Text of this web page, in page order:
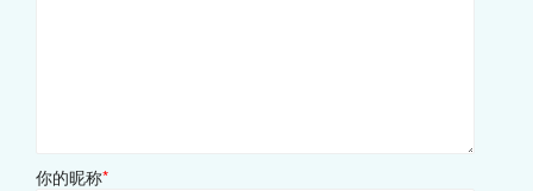
你的昵称*